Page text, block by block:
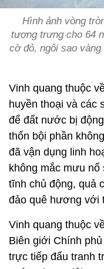
Hình ảnh vòng
tượng trưng cho 64
cờ đỏ, ngôi sao
Vinh quang thuộc
huyền thoại và các
để đất nước bị
thốn bội phần
đã vận dụng linh
không mắc mưu
tĩnh chủ động, quả
đảo quê hương với
Vinh quang thuộc
Biên giới Chính
trực tiếp đấu tranh